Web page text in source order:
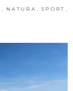
NATURA SPORT